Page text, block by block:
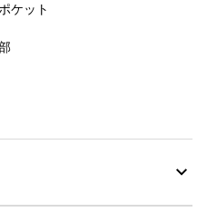
ケット
素材や環境に配慮した生産背景を